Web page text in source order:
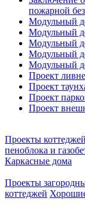
пожарной
Модульный
Модульный
Модульный
Модульный
Модульный
Проект
Проект
Проект
Проект
Проекты
пеноблока и
Каркасные дома
Проекты
коттеджей